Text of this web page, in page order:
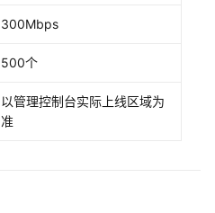
300Mbps
500个
以管理控制台实际上线区域为
准